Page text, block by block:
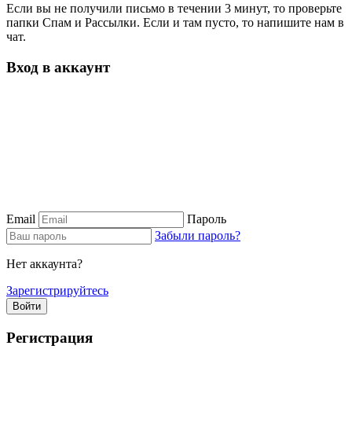
Если вы не получили письмо в течении 3 минут, то проверьте
папки Спам и Рассылки. Если и там пусто, то напишите нам в
чат.
Вход в аккаунт
Email
Пароль
Забыли пароль?
Нет аккаунта?
Зарегистрируйтесь
Войти
Регистрация